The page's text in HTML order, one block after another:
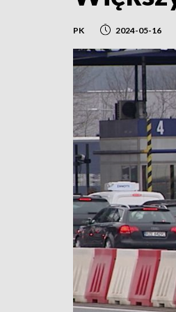
PK 2024-05-16